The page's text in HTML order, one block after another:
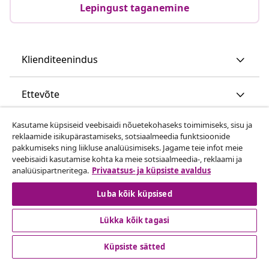
Lepingust taganemine
Klienditeenindus
Ettevõte
vidaXL
Vaata rohkem
© 2008-2026 vidaXL www.vidaxl.ee on vidaXL Marketplace
Kasutame küpsiseid veebisaidi nõuetekohaseks toimimiseks, sisu ja
reklaamide isikupärastamiseks, sotsiaalmeedia funktsioonide
pakkumiseks ning liikluse analüüsimiseks. Jagame teie infot meie
veebisaidi kasutamise kohta ka meie sotsiaalmeedia-, reklaami ja
analüüsipartneritega. Privaatsus- ja küpsiste avaldus
Luba kõik küpsised
Lükka kõik tagasi
Küpsiste sätted